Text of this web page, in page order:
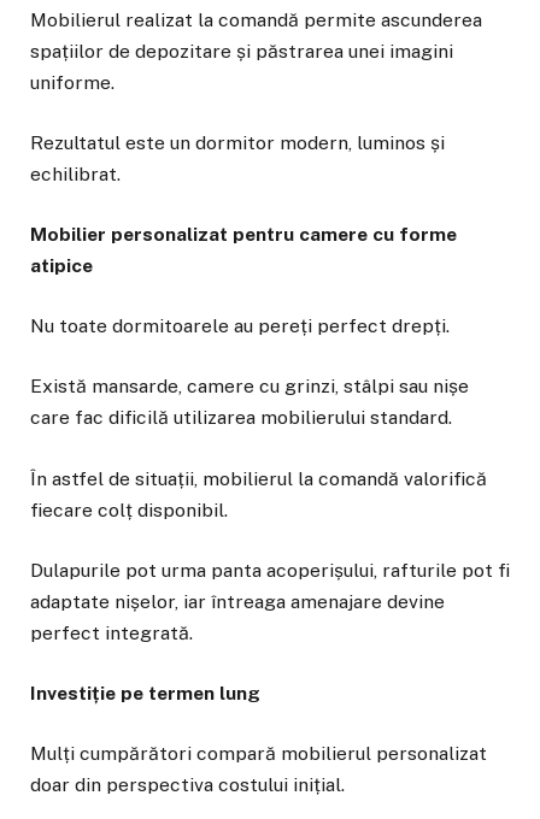
Mobilierul realizat la comandă permite ascunderea
spațiilor de depozitare și păstrarea unei imagini
uniforme.
Rezultatul este un dormitor modern, luminos și
echilibrat.
Mobilier personalizat pentru camere cu forme
atipice
Nu toate dormitoarele au pereți perfect drepți.
Există mansarde, camere cu grinzi, stâlpi sau nișe
care fac dificilă utilizarea mobilierului standard.
În astfel de situații, mobilierul la comandă valorifică
fiecare colț disponibil.
Dulapurile pot urma panta acoperișului, rafturile pot fi
adaptate nișelor, iar întreaga amenajare devine
perfect integrată.
Investiție pe termen lung
Mulți cumpărători compară mobilierul personalizat
doar din perspectiva costului inițial.